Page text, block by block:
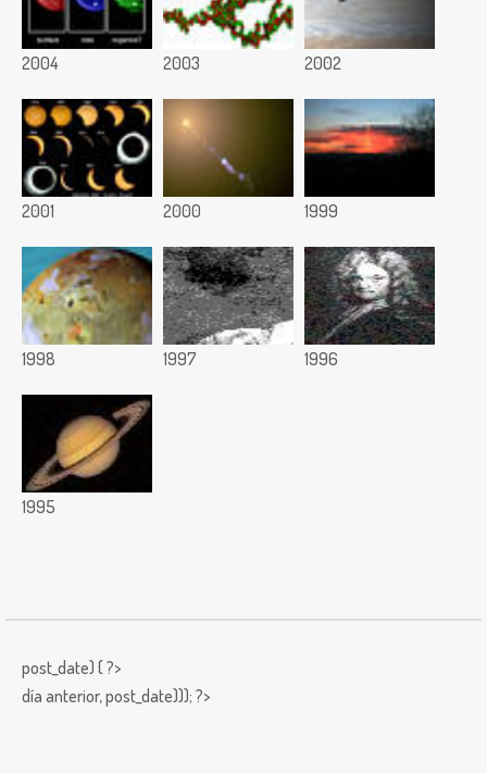
2004 2003 2002
2001 2000 1999
1998 1997 1996
1995
post_date) { ?>
día anterior,post_date))); ?>